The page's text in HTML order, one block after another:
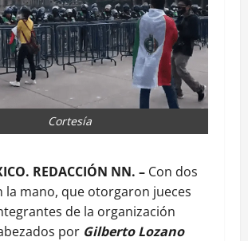
Cortesía
REDACCIÓN NN. – Con dos
la mano, que otorgaron jueces
de la organización
por Gilberto Lozano